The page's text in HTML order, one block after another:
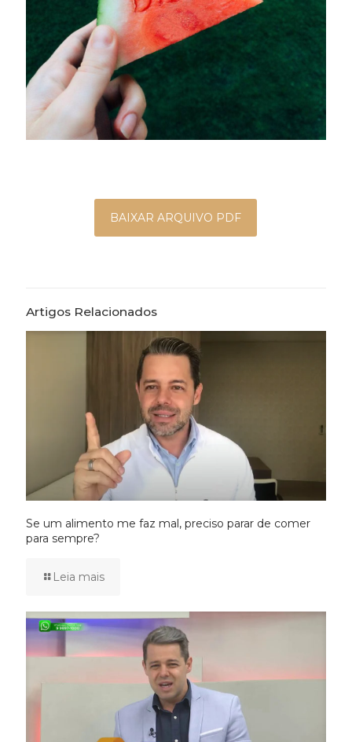
BAIXAR ARQUIVO PDF
Artigos Relacionados
Se um alimento me faz mal, preciso parar de comer
para sempre?
Leia mais